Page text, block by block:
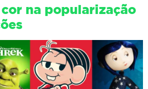
na popularização